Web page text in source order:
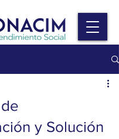
y Solución